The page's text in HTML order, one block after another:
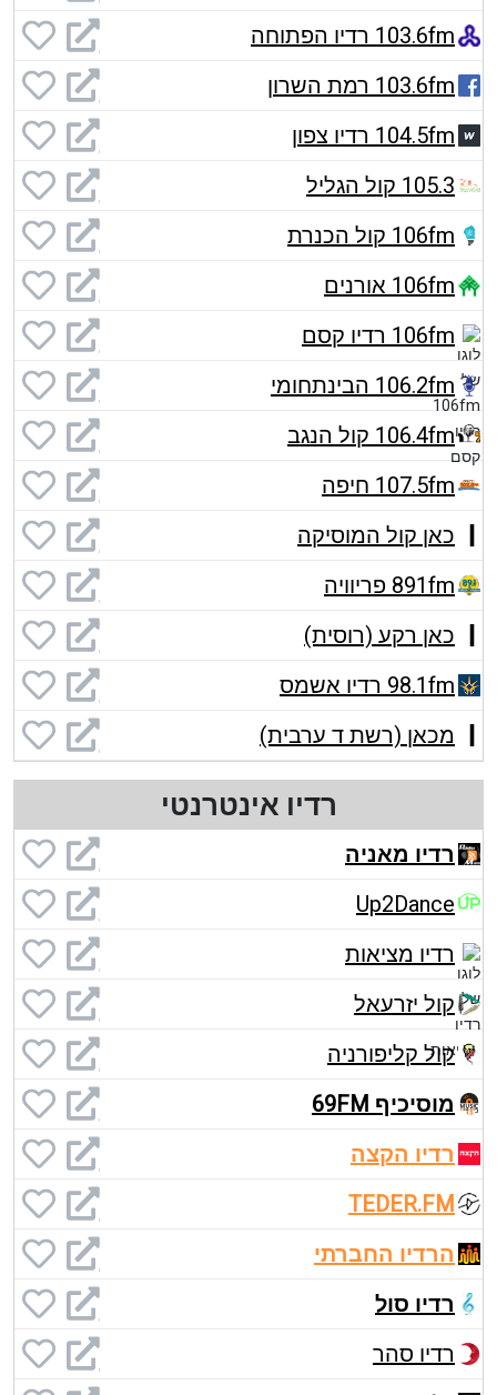
103.6fm רדיו הפתוחה
103.6fm רמת השרון
104.5fm רדיו צפון
105.3 קול הגליל
106fm קול הכנרת
106fm אורנים
106fm רדיו קסם
106.2fm הבינתחומי
106.4fm קול הנגב
107.5fm חיפה
כאן קול המוסיקה
891fm פריוויה
כאן רקע (רוסית)
98.1fm רדיו אשמס
מכאן (רשת ד ערבית)
רדיו אינטרנטי
רדיו מאניה
Up2Dance
רדיו מציאות
קול יזרעאל
קול קליפורניה
מוסיכיף 69FM
רדיו הקצה
TEDER.FM
הרדיו החברתי
רדיו סול
רדיו סהר